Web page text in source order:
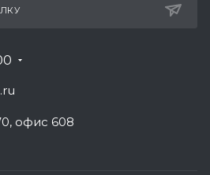
офис 608